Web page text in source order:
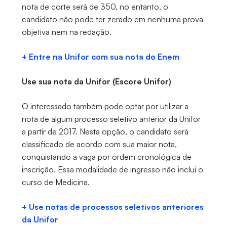
nota de corte será de 350, no entanto, o
candidato não pode ter zerado em nenhuma prova
objetiva nem na redação.
+ Entre na Unifor com sua nota do Enem
Use sua nota da Unifor (Escore Unifor)
O interessado também pode optar por utilizar a
nota de algum processo seletivo anterior da Unifor
a partir de 2017. Nesta opção, o candidato será
classificado de acordo com sua maior nota,
conquistando a vaga por ordem cronológica de
inscrição. Essa modalidade de ingresso não inclui o
curso de Medicina.
+ Use notas de processos seletivos anteriores
da Unifor